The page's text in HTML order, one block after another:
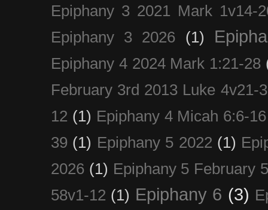
Epiphany 3 2021 Mark 1v14-
Epiphany 3 2026
(1)
Epiphany 4 2024 Mark 1:21-28
February 3rd 2013 Luke 4v21-
12 (1) Epiphany 4 Micah 6:6-16
39 (1) Epiphany 5 2022 (1)
2026 (1) Epiphany 5 February
58v1-12 (1) Epiphany 6 (3)